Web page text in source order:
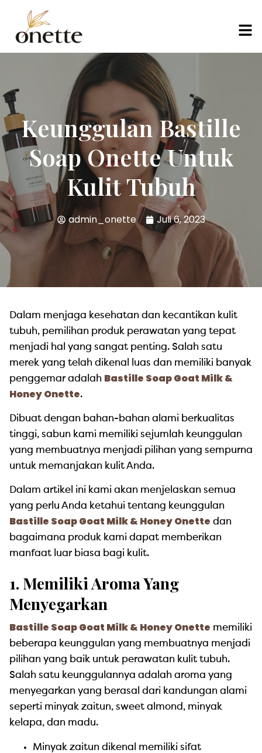
Keunggulan Bastille
Soap Onette Untuk
Kulit Tubuh
admin_onette Juli 6, 2023
Dalam menjaga kesehatan dan kecantikan kulit
tubuh, pemilihan produk perawatan yang tepat
menjadi hal yang sangat penting. Salah satu
merek yang telah dikenal luas dan memiliki banyak
penggemar adalah Bastille Soap Goat Milk &
Honey Onette.
Dibuat dengan bahan-bahan alami berkualitas
tinggi, sabun kami memiliki sejumlah keunggulan
yang membuatnya menjadi pilihan yang sempurna
untuk memanjakan kulit Anda.
Dalam artikel ini kami akan menjelaskan semua
yang perlu Anda ketahui tentang keunggulan
Bastille Soap Goat Milk & Honey Onette dan
bagaimana produk kami dapat memberikan
manfaat luar biasa bagi kulit.
1. Memiliki Aroma Yang
Menyegarkan
Bastille Soap Goat Milk & Honey Onette memiliki
beberapa keunggulan yang membuatnya menjadi
pilihan yang baik untuk perawatan kulit tubuh.
Salah satu keunggulannya adalah aroma yang
menyegarkan yang berasal dari kandungan alami
seperti minyak zaitun, sweet almond, minyak
kelapa, dan madu.
Minyak zaitun dikenal memiliki sifat